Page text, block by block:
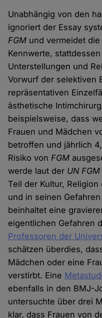
Unabhängig von den
ignoriert der Essay
FGM und vermeidet
Kennwerte,
Unterstellungen und
Vorwurf der selektiven
repräsentativen
ästhetische
beispielsweise, dass
Frauen und Mädchen
betroffen und jährlich
Risiko vonFGM
werde laut der UN
Teil der Kultur,
und in seinen
beinhaltet eine
eigentlichen Gefahren
Professoren der
schätzen überdies,
Mädchen oder eine
verstirbt. Eine
ebenfalls in den BMJ-
untersuchte über drei
klar, dass Frauen von